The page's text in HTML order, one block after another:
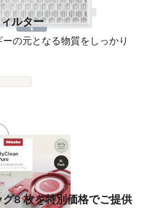
ルター
の元となる物質をしっかり
8 枚を特別価格でご提供